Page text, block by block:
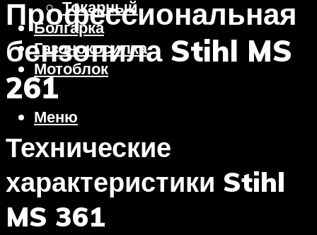
Токарный
Болгарка
Газонокосилка
Мотоблок
Меню
Профессиональная
бензопила Stihl MS
261
Технические
характеристики Stihl
MS 361